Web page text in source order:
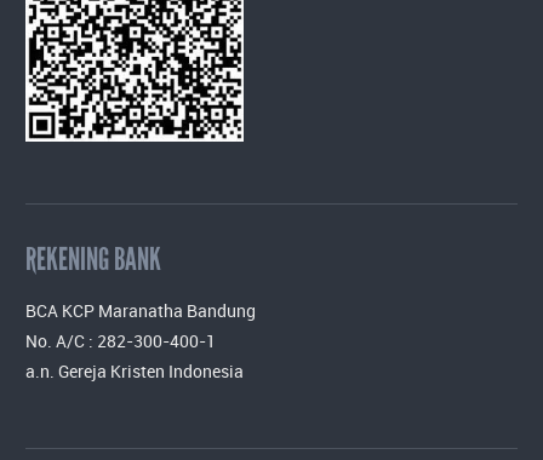
REKENING BANK
BCA KCP Maranatha Bandung
No. A/C : 282-300-400-1
a.n. Gereja Kristen Indonesia